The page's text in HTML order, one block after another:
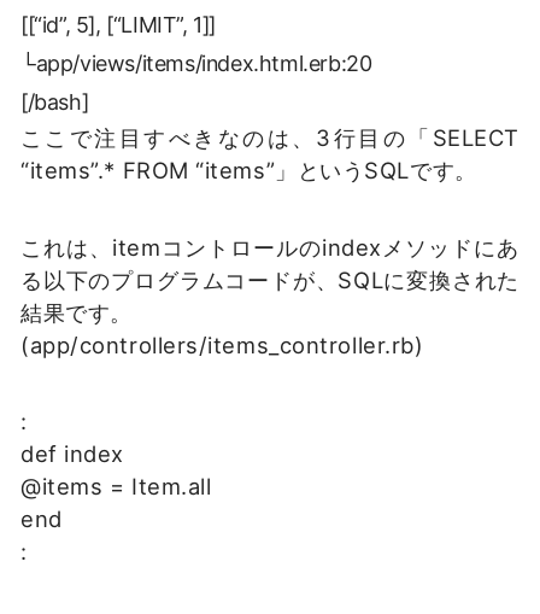
[[“id”, 5], [“LIMIT”, 1]]
└app/views/items/index.html.erb:20
[/bash]
ここで注目すべきなのは、3行目の「SELECT
“items”.* FROM “items”」というSQLです。
これは、itemコントロールのindexメソッドにあ
る以下のプログラムコードが、SQLに変換された
結果です。
(app/controllers/items_controller.rb)
:
def index
@items = Item.all
end
: